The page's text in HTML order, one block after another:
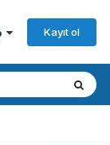
Kayıt ol